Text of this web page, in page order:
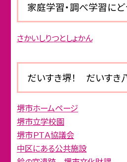
家庭学習・調べ学習にど
さかいしりつとしょかん
だいすき堺！ だいすき
堺市ホームページ
堺市立学校園
堺市ＰＴＡ協議会
中区にある公共施設